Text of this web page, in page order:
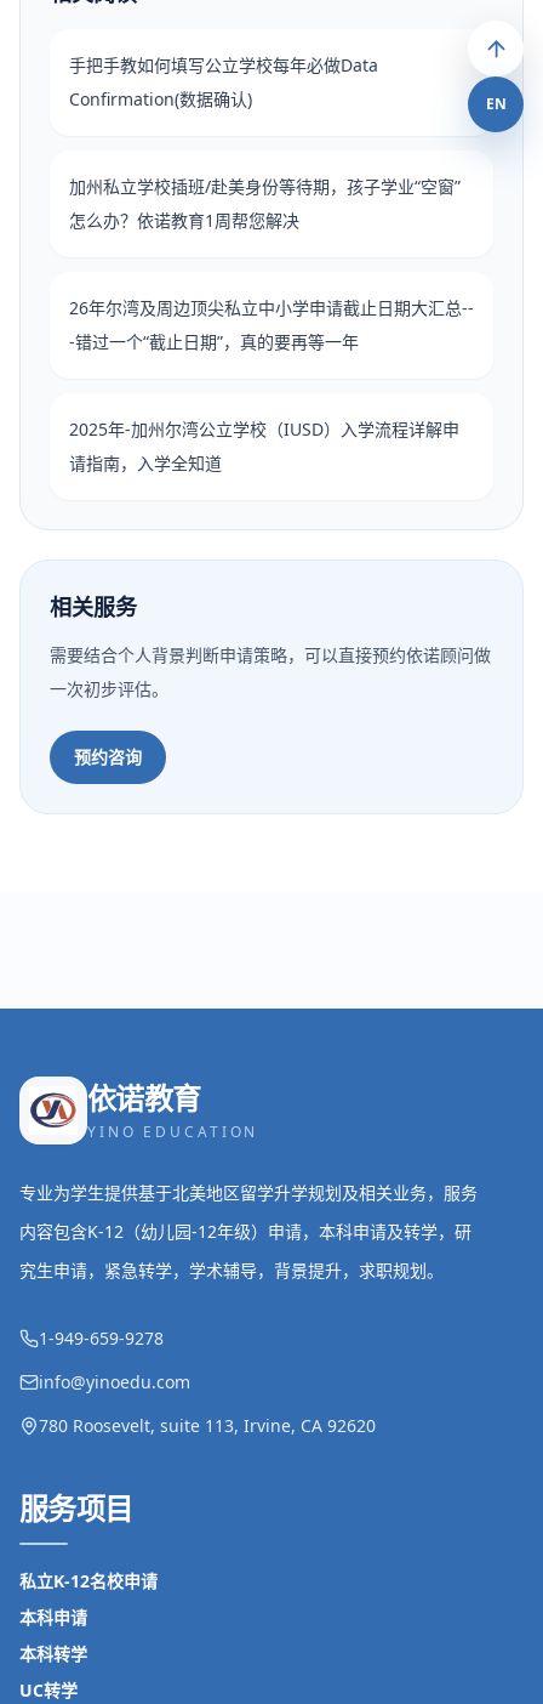
手把手教如何填写公立学校每年必做Data
Confirmation(数据确认)
加州私立学校插班/赴美身份等待期，孩子学业“空窗”
怎么办？依诺教育1周帮您解决
26年尔湾及周边顶尖私立中小学申请截止日期大汇总--
-错过一个“截止日期”，真的要再等一年
2025年-加州尔湾公立学校（IUSD）入学流程详解申
请指南，入学全知道
相关服务
需要结合个人背景判断申请策略，可以直接预约依诺顾问做
一次初步评估。
预约咨询
依诺教育
YINO EDUCATION
专业为学生提供基于北美地区留学升学规划及相关业务，服务
内容包含K-12（幼儿园-12年级）申请，本科申请及转学，研
究生申请，紧急转学，学术辅导，背景提升，求职规划。
1-949-659-9278
info@yinoedu.com
780 Roosevelt, suite 113, Irvine, CA 92620
服务项目
私立K-12名校申请
本科申请
本科转学
UC转学
EN